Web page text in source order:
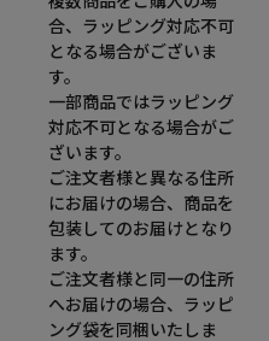
合、ラッピング対応不可
となる場合がございま
す。
一部商品ではラッピング
対応不可となる場合がご
ざいます。
ご注文者様と異なる住所
にお届けの場合、商品を
包装してのお届けとなり
ます。
ご注文者様と同一の住所
へお届けの場合、ラッピ
ング袋を同梱いたしま